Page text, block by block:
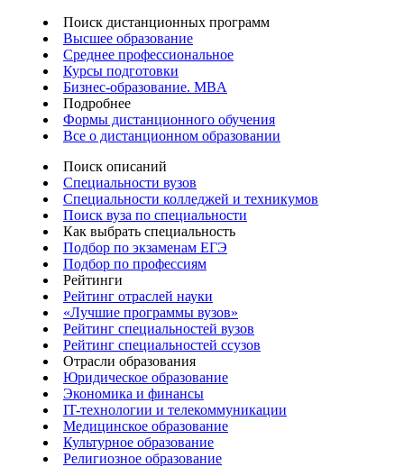
Поиск дистанционных программ
Высшее образование
Среднее профессиональное
Курсы подготовки
Бизнес-образование. MBA
Подробнее
Формы дистанционного обучения
Все о дистанционном образовании
Поиск описаний
Специальности вузов
Специальности колледжей и техникумов
Поиск вуза по специальности
Как выбрать специальность
Подбор по экзаменам ЕГЭ
Подбор по профессиям
Рейтинги
Рейтинг отраслей науки
«Лучшие программы вузов»
Рейтинг специальностей вузов
Рейтинг специальностей ссузов
Отрасли образования
Юридическое образование
Экономика и финансы
IT-технологии и телекоммуникации
Медицинское образование
Культурное образование
Религиозное образование